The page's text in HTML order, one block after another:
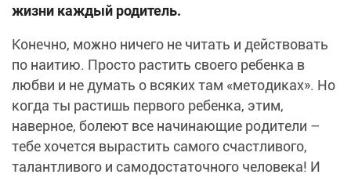
жизни каждый родитель.
Конечно, можно ничего не читать и действовать
по наитию. Просто растить своего ребенка в
любви и не думать о всяких там «методиках». Но
когда ты растишь первого ребенка, этим,
наверное, болеют все начинающие родители –
тебе хочется вырастить самого счастливого,
талантливого и самодостаточного человека! И